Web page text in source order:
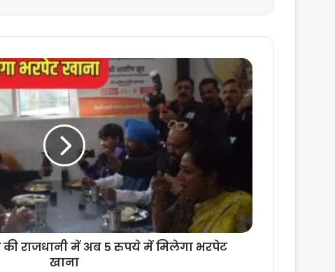
की राजधानी में अब 5 रुपये में मिलेगा भरपेट
खाना